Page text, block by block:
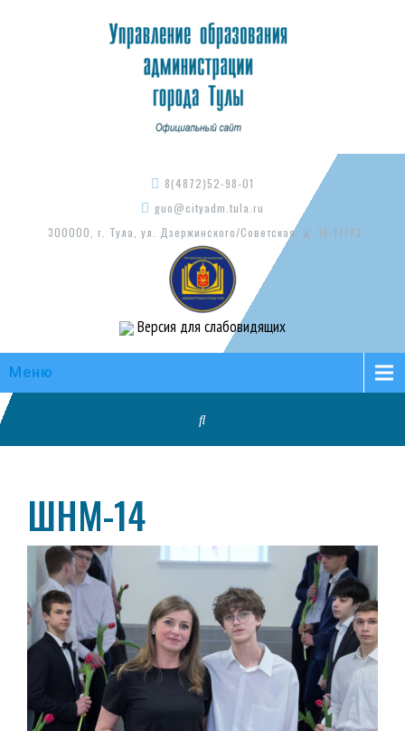
8(4872)52-98-01
guo@cityadm.tula.ru
300000, г. Тула, ул. Дзержинского/Советская, д. 15-17/73
Версия для слабовидящих
Меню
ШНМ-14